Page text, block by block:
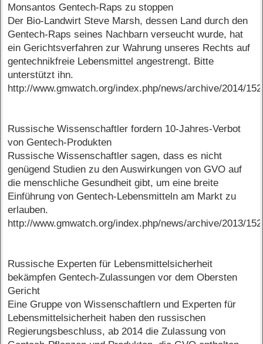
Monsantos Gentech-Raps zu stoppen
Der Bio-Landwirt Steve Marsh, dessen Land durch den
Gentech-Raps seines Nachbarn verseucht wurde, hat
ein Gerichtsverfahren zur Wahrung unseres Rechts auf
gentechnikfreie Lebensmittel angestrengt. Bitte
unterstützt ihn.
http://www.gmwatch.org/index.php/news/archive/2014/
Russische Wissenschaftler fordern 10-Jahres-Verbot
von Gentech-Produkten
Russische Wissenschaftler sagen, dass es nicht
genügend Studien zu den Auswirkungen von GVO auf
die menschliche Gesundheit gibt, um eine breite
Einführung von Gentech-Lebensmitteln am Markt zu
erlauben.
http://www.gmwatch.org/index.php/news/archive/2013/
Russische Experten für Lebensmittelsicherheit
bekämpfen Gentech-Zulassungen vor dem Obersten
Gericht
Eine Gruppe von Wissenschaftlern und Experten für
Lebensmittelsicherheit haben den russischen
Regierungsbeschluss, ab 2014 die Zulassung von